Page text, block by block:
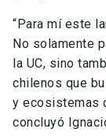
“Para mí este
No solamente
la UC, sino
chilenos que
y ecosistemas
concluyó